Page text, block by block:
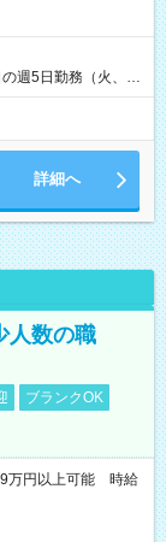
週5日勤務（火、水
有り！） ・ワンシ
詳細へ
人数の職
ブランクOK
万円以上可能 時給